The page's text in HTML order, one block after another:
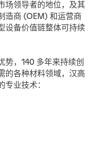
场领导者的地位，及其
造商 (OEM) 和运营商
设备价值链整体可持续
势，140 多年来持续创
的各种材料领域，汉高
专业技术：